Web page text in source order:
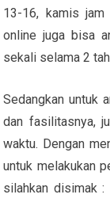
13-16, kamis
online juga bisa
sekali selama 2
Sedangkan untuk
dan fasilitasnya,
waktu. Dengan
untuk melakukan
silahkan disimak :